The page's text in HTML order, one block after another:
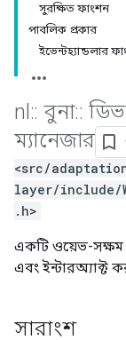
সুরক্ষিত ফাংশন
পাবলিক প্রকার
ইভেন্টহ্যান্ডলার
nl :: বুনা::
ম্যানেজার
<src/
layer/include/
.h>
একটি ওয়েভ-সক্ষম
এবং ইন্টারঅ্যাক্ট
সারাংশ